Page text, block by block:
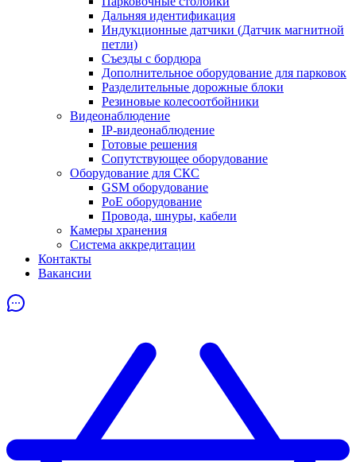
Дальняя идентификация
Индукционные датчики (Датчик магнитной
петли)
Съезды с бордюра
Дополнительное оборудование для парковок
Разделительные дорожные блоки
Резиновые колесоотбойники
Видеонаблюдение
IP-видеонаблюдение
Готовые решения
Сопутствующее оборудование
Оборудование для СКС
GSM оборудование
PoE оборудование
Провода, шнуры, кабели
Камеры хранения
Система аккредитации
Контакты
Вакансии